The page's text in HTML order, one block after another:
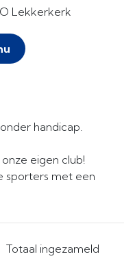
Lekkerkerk
handicap.
eigen club!
sporters met een
Totaal ingezameld